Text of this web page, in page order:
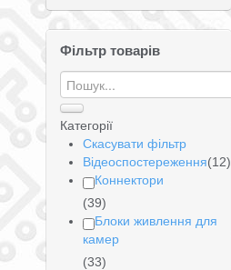
Фільтр товарів
Категорії
Скасувати фільтр
Відеоспостереження(12)
Коннектори
(39)
Блоки живлення для
камер
(33)